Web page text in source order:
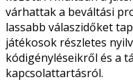
várhattak a beváltási
lassabb válaszidőket
játékosok részletes
kódigényléseikről és a
kapcsolattartásról.